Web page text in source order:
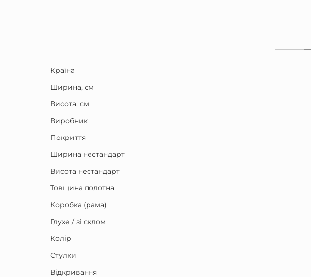
Країна
Ширина, см
Висота, см
Виробник
Покриття
Ширина нестандарт
Висота нестандарт
Товщина полотна
Коробка (рама)
Глухе / зі склом
Колір
Стулки
Відкривання